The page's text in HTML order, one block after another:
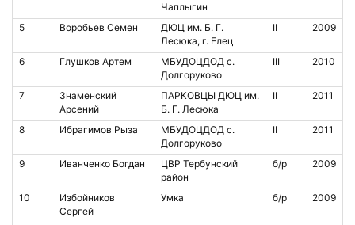
Чаплыгин
5 Воробьев Семен
ДЮЦ им. Б. Г.
Лесюка, г. Елец
II 2009
6 Глушков Артем
МБУДОЦДОД с.
Долгоруково
III 2010
7
Знаменский
Арсений
ПАРКОВЦЫ ДЮЦ им.
Б. Г. Лесюка
II 2011
8 Ибрагимов Рыза
МБУДОЦДОД с.
Долгоруково
II 2011
9 Иванченко Богдан
ЦВР Тербунский
район
б/р 2009
10
Избойников
Сергей
Умка б/р 2009